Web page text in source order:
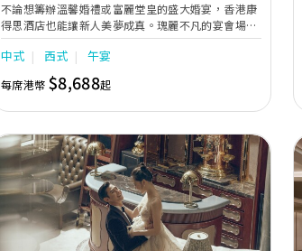
不論想籌辦溫馨婚禮或富麗堂皇的盛大婚宴，香港康
得思酒店也能讓新人美夢成真。瑰麗不凡的宴會場
地，配合貼心周到的婚宴助理服務，再加上奢華水晶
婚禮紀念禮盒及喜宴配飾，為新人及賓客締造畢生難
忘的回憶。
中式 西式 午宴
每席港幣 $8,688起
Previous Next